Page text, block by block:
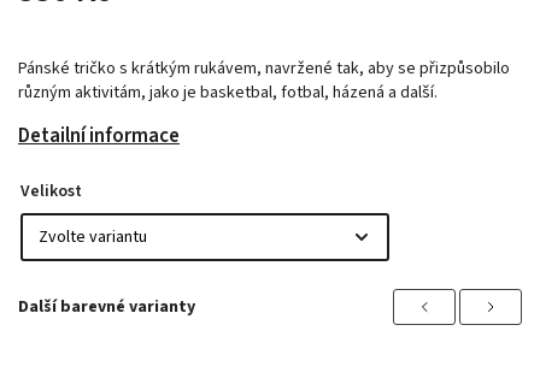
Pánské tričko s krátkým rukávem, navržené tak, aby se přizpůsobilo
různým aktivitám, jako je basketbal, fotbal, házená a další.
Detailní informace
Velikost
Previous Next